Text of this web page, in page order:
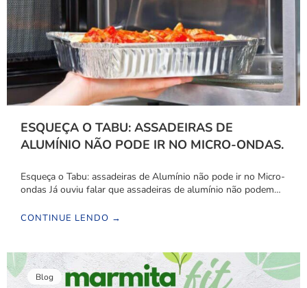
ESQUEÇA O TABU: ASSADEIRAS DE
ALUMÍNIO NÃO PODE IR NO MICRO-ONDAS.
Esqueça o Tabu: assadeiras de Alumínio não pode ir no Micro-
ondas Já ouviu falar que assadeiras de alumínio não podem…
CONTINUE LENDO →
Blog